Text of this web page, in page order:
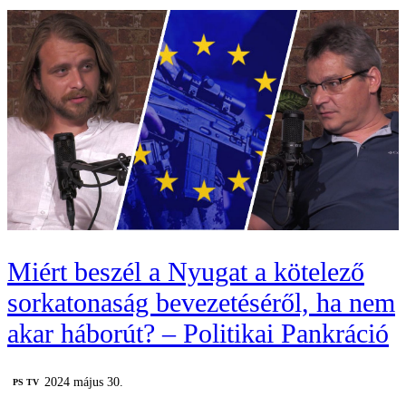
Miért beszél a Nyugat a kötelező
sorkatonaság bevezetéséről, ha nem
akar háborút? – Politikai Pankráció
PS TV 2024 május 30.